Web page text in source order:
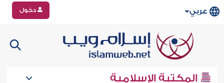
عربي دخول
المكتبة الإسلامية